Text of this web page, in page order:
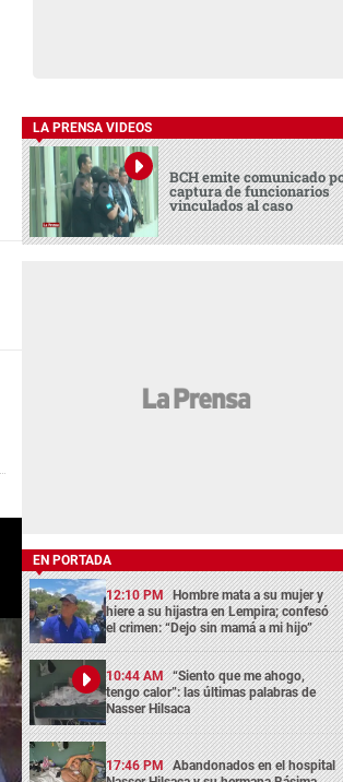
LA PRENSA VIDEOS
BCH emite comunicado
captura de funcionarios
vinculados al caso
EN PORTADA
12:10 PM Hombre mata a su mujer y
hiere a su hijastra en Lempira; confesó
el crimen: “Dejo sin mamá a mi hijo”
10:44 AM “Siento que me ahogo,
tengo calor”: las últimas palabras de
Nasser Hilsaca
17:46 PM Abandonados en el hospital